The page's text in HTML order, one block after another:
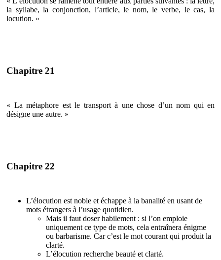
la syllabe, la conjonction, l’article, le nom, le verbe, le cas, la
locution. »
Chapitre 21
« La métaphore est le transport à une chose d’un nom qui en
désigne une autre. »
Chapitre 22
L’élocution est noble et échappe à la banalité en usant de
mots étrangers à l’usage quotidien.
Mais il faut doser habilement : si l’on emploie
uniquement ce type de mots, cela entraînera énigme
ou barbarisme. Car c’est le mot courant qui produit la
clarté.
L’élocution recherche beauté et clarté.